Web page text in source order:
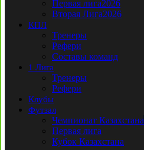
Первая лига2026
Вторая Лига2026
КПЛ
Тренеры
Рефери
Составы команд
1 Лига
Тренеры
Рефери
Клубы
Футзал
Чемпионат Казахстана
Первая лига
Кубок Казахстана